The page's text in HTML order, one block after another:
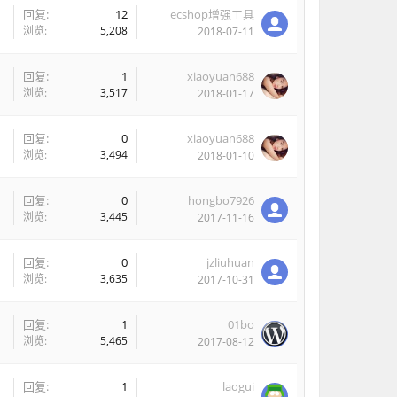
回复: 12
浏览: 5,208
ecshop增强工具
2018-07-11
回复: 1
浏览: 3,517
xiaoyuan688
2018-01-17
回复: 0
浏览: 3,494
xiaoyuan688
2018-01-10
回复: 0
浏览: 3,445
hongbo7926
2017-11-16
回复: 0
浏览: 3,635
jzliuhuan
2017-10-31
回复: 1
浏览: 5,465
01bo
2017-08-12
回复: 1 laogui